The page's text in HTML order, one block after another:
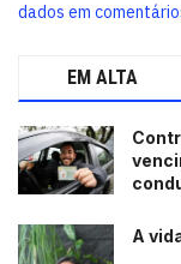
dados em
EM ALTA
A